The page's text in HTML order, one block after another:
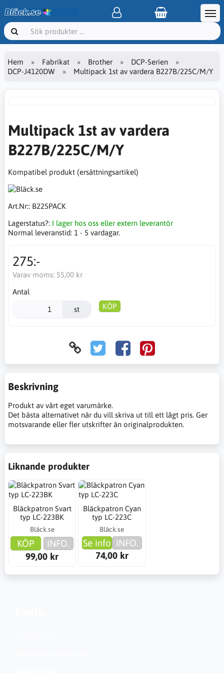
Hem Fabrikat Brother
DCP-Serien
DCP-J4120DW
Multipack 1st av vardera B227B/225C/M/Y
Multipack 1st av vardera
B227B/225C/M/Y
Kompatibel produkt (ersättningsartikel)
Art.Nr:: B225PACK
Lagerstatus?: I lager hos oss eller extern leverantör
Normal leveranstid: 1 - 5 vardagar.
275:-
Varav moms: 55,00 kr
Antal
st KÖP
Beskrivning
Produkt av vårt eget varumärke.
Det bästa alternativet när du vill skriva ut till ett lågt pris. Ger
motsvarande eller fler utskrifter än originalprodukten.
Liknande produkter
Bläckpatron Svart
typ LC-223BK
Bläck.se
KÖP
INFO.
99,00 kr
Bläckpatron Cyan
typ LC-223C
Bläck.se
Se info INFO.
74,00 kr